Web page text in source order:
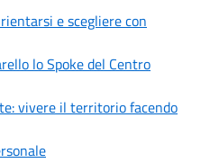
e scegliere con
lo Spoke del Centro
vivere il territorio facendo